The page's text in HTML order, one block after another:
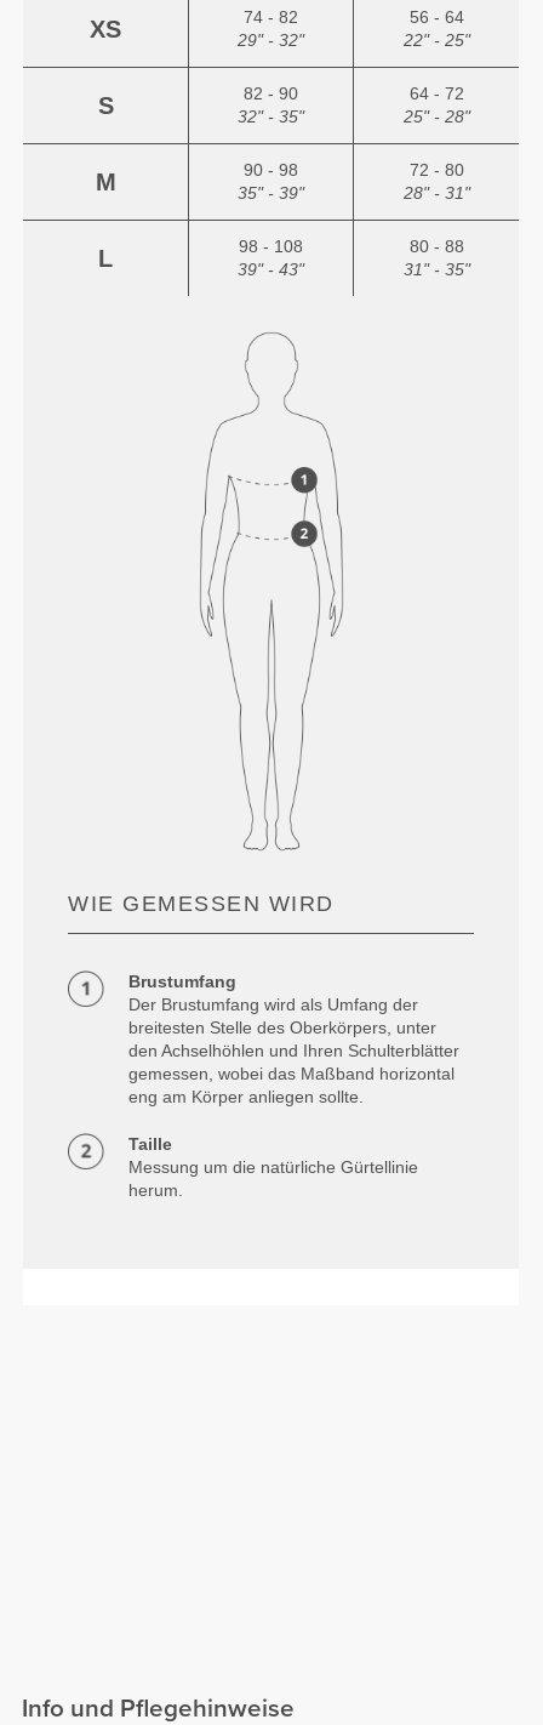
XS
74 - 82
29" - 32"
56 - 64
22" - 25"
S
82 - 90
32" - 35"
64 - 72
25" - 28"
M
90 - 98
35" - 39"
72 - 80
28" - 31"
L
98 - 108
39" - 43"
80 - 88
31" - 35"
WIE GEMESSEN WIRD
Brustumfang
Der Brustumfang wird als Umfang der
breitesten Stelle des Oberkörpers, unter
den Achselhöhlen und Ihren Schulterblätter
gemessen, wobei das Maßband horizontal
eng am Körper anliegen sollte.
Taille
Messung um die natürliche Gürtellinie
herum.
Info und Pflegehinweise